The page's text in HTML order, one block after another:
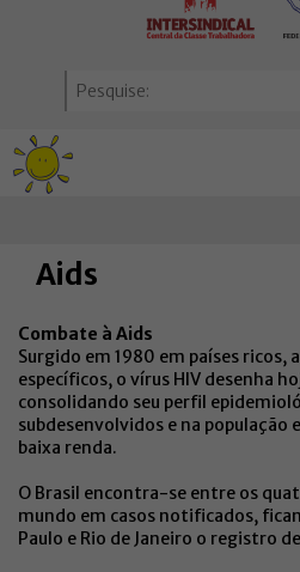
Aids
Combate à Aids
Surgido em 1980 em países
específicos, o vírus HIV desenha
consolidando seu perfil
subdesenvolvidos e na
baixa renda.
O Brasil encontra-se entre os
mundo em casos notificados,
Paulo e Rio de Janeiro o registro